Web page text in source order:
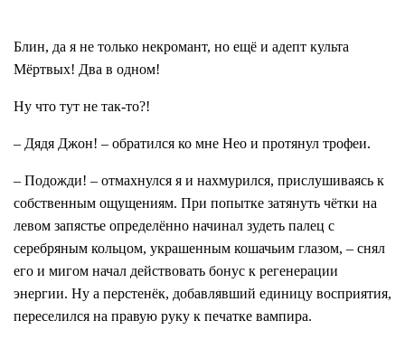
Блин, да я не только некромант, но ещё и адепт культа
Мёртвых! Два в одном!
Ну что тут не так-то?!
– Дядя Джон! – обратился ко мне Нео и протянул трофеи.
– Подожди! – отмахнулся я и нахмурился, прислушиваясь к
собственным ощущениям. При попытке затянуть чётки на
левом запястье определённо начинал зудеть палец с
серебряным кольцом, украшенным кошачьим глазом, – снял
его и мигом начал действовать бонус к регенерации
энергии. Ну а перстенёк, добавлявший единицу восприятия,
переселился на правую руку к печатке вампира.